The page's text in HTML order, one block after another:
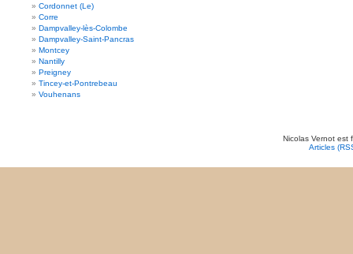
Cordonnet (Le)
Corre
Dampvalley-lès-Colombe
Dampvalley-Saint-Pancras
Montcey
Nantilly
Preigney
Tincey-et-Pontrebeau
Vouhenans
Nicolas Vernot est
Articles